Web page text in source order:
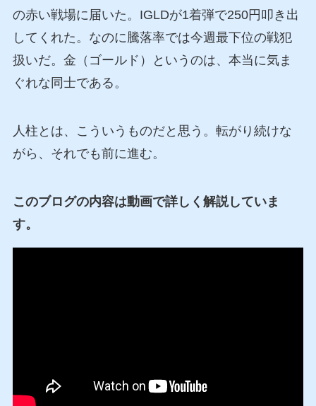
の赤い戦場に届いた。IGLDが1着弾で250円叩き出
してくれた。なのに騰落率では今週最下位の戦犯
扱いだ。金（ゴールド）というのは、本当に気ま
ぐれな同士である。
人柱とは、こういうものだと思う。転がり続けな
がら、それでも前に進む。
このブログの内容は動画で詳しく解説していま
す。